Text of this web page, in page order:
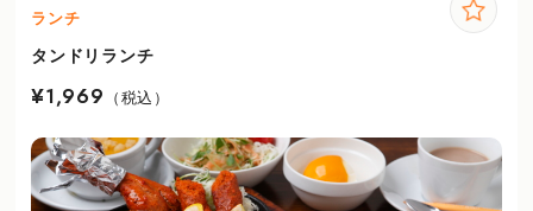
ランチ
タンドリランチ
¥1,969 （税込）